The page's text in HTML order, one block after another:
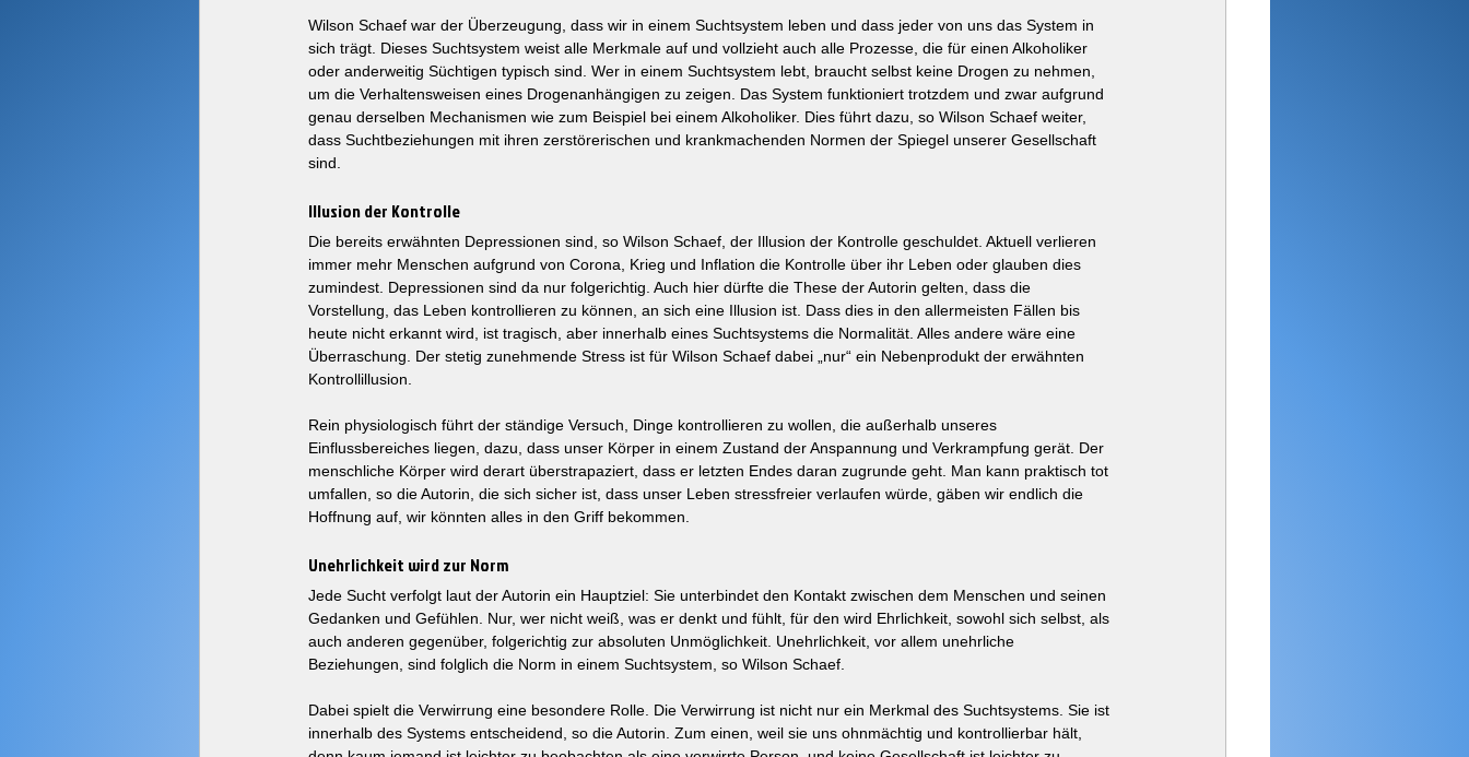
Wilson Schaef war der Überzeugung, dass wir in einem Suchtsystem leben und dass jeder von uns das System in
sich trägt. Dieses Suchtsystem weist alle Merkmale auf und vollzieht auch alle Prozesse, die für einen Alkoholiker
oder anderweitig Süchtigen typisch sind. Wer in einem Suchtsystem lebt, braucht selbst keine Drogen zu nehmen,
um die Verhaltensweisen eines Drogenanhängigen zu zeigen. Das System funktioniert trotzdem und zwar aufgrund
genau derselben Mechanismen wie zum Beispiel bei einem Alkoholiker. Dies führt dazu, so Wilson Schaef weiter,
dass Suchtbeziehungen mit ihren zerstörerischen und krankmachenden Normen der Spiegel unserer Gesellschaft
sind.
Illusion der Kontrolle
Die bereits erwähnten Depressionen sind, so Wilson Schaef, der Illusion der Kontrolle geschuldet. Aktuell verlieren
immer mehr Menschen aufgrund von Corona, Krieg und Inflation die Kontrolle über ihr Leben oder glauben dies
zumindest. Depressionen sind da nur folgerichtig. Auch hier dürfte die These der Autorin gelten, dass die
Vorstellung, das Leben kontrollieren zu können, an sich eine Illusion ist. Dass dies in den allermeisten Fällen bis
heute nicht erkannt wird, ist tragisch, aber innerhalb eines Suchtsystems die Normalität. Alles andere wäre eine
Überraschung. Der stetig zunehmende Stress ist für Wilson Schaef dabei „nur“ ein Nebenprodukt der erwähnten
Kontrollillusion.
Rein physiologisch führt der ständige Versuch, Dinge kontrollieren zu wollen, die außerhalb unseres
Einflussbereiches liegen, dazu, dass unser Körper in einem Zustand der Anspannung und Verkrampfung gerät. Der
menschliche Körper wird derart überstrapaziert, dass er letzten Endes daran zugrunde geht. Man kann praktisch tot
umfallen, so die Autorin, die sich sicher ist, dass unser Leben stressfreier verlaufen würde, gäben wir endlich die
Hoffnung auf, wir könnten alles in den Griff bekommen.
Unehrlichkeit wird zur Norm
Jede Sucht verfolgt laut der Autorin ein Hauptziel: Sie unterbindet den Kontakt zwischen dem Menschen und seinen
Gedanken und Gefühlen. Nur, wer nicht weiß, was er denkt und fühlt, für den wird Ehrlichkeit, sowohl sich selbst, als
auch anderen gegenüber, folgerichtig zur absoluten Unmöglichkeit. Unehrlichkeit, vor allem unehrliche
Beziehungen, sind folglich die Norm in einem Suchtsystem, so Wilson Schaef.
Dabei spielt die Verwirrung eine besondere Rolle. Die Verwirrung ist nicht nur ein Merkmal des Suchtsystems. Sie ist
innerhalb des Systems entscheidend, so die Autorin. Zum einen, weil sie uns ohnmächtig und kontrollierbar hält,